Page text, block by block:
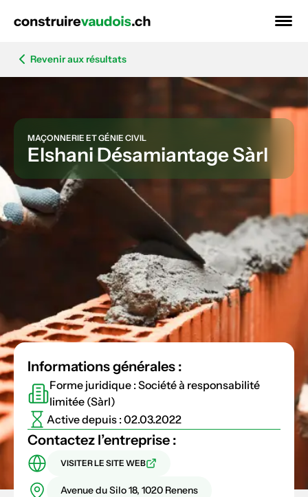
Revenir aux résultats
MAÇONNERIE ET GÉNIE CIVIL
Elshani Désamiantage Sàrl
Informations générales :
Forme juridique : Société à responsabilité
limitée (Sàrl)
Active depuis : 02.03.2022
Contactez l’entreprise :
VISITER LE SITE WEB
Avenue du Silo 18, 1020 Renens